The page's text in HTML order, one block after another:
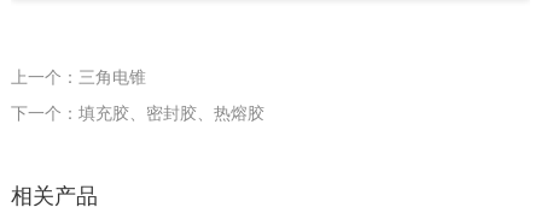
上一个：三角电锥
下一个：填充胶、密封胶、热熔胶
相关产品